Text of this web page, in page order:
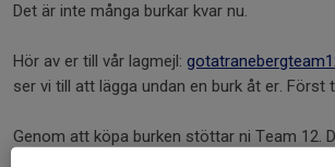
Det är inte många burkar kvar nu.
Hör av er till vår lagmejl:
ser vi till att lägga undan en burk åt er. Först
Genom att köpa burken stöttar ni Team 12.